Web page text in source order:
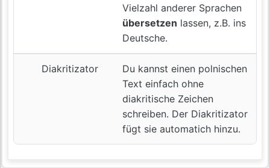
Vielzahl anderer Sprachen
übersetzen lassen, z.B. ins
Deutsche.
Diakritizator
Du kannst einen polnischen
Text einfach ohne
diakritische Zeichen
schreiben. Der Diakritizator
fügt sie automatich hinzu.